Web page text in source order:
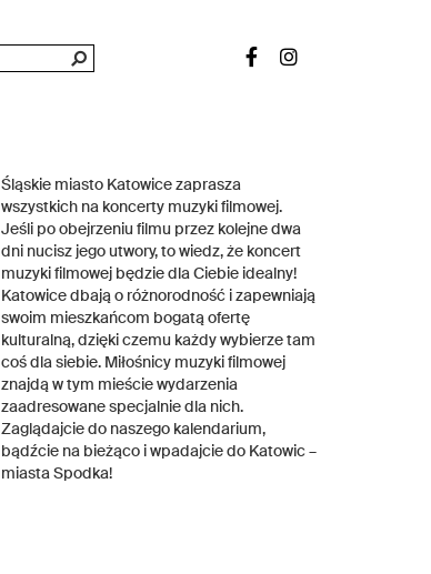
Śląskie miasto Katowice zaprasza
wszystkich na koncerty muzyki filmowej.
Jeśli po obejrzeniu filmu przez kolejne dwa
dni nucisz jego utwory, to wiedz, że koncert
muzyki filmowej będzie dla Ciebie idealny!
Katowice dbają o różnorodność i zapewniają
swoim mieszkańcom bogatą ofertę
kulturalną, dzięki czemu każdy wybierze tam
coś dla siebie. Miłośnicy muzyki filmowej
znajdą w tym mieście wydarzenia
zaadresowane specjalnie dla nich.
Zaglądajcie do naszego kalendarium,
bądźcie na bieżąco i wpadajcie do Katowic –
miasta Spodka!